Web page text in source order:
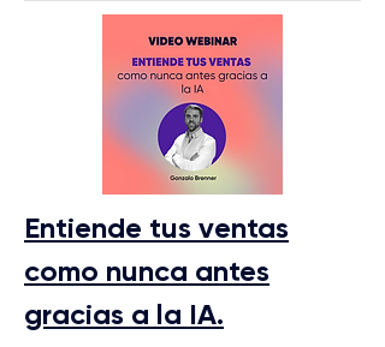
Entiende tus ventas
como nunca antes
gracias a la IA.